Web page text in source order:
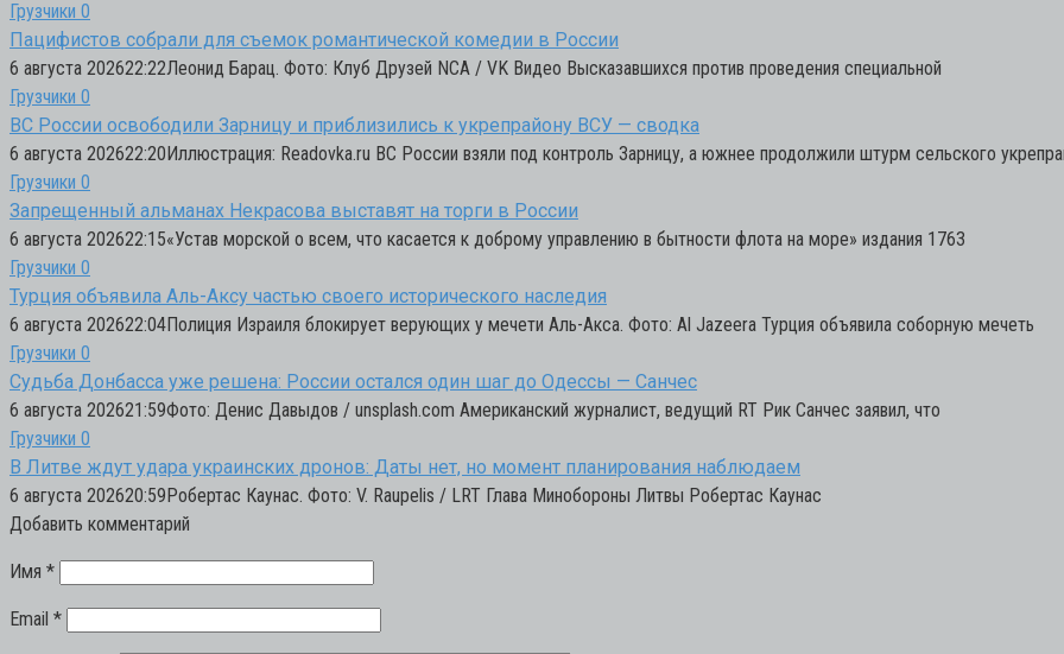
Грузчики 0
Пацифистов собрали для съемок романтической комедии в России
6 августа 202622:22Леонид Барац. Фото: Клуб Друзей NCA / VK Видео Высказавшихся против проведения специальной
Грузчики 0
ВС России освободили Зарницу и приблизились к укрепрайону ВСУ — сводка
6 августа 202622:20Иллюстрация: Readovka.ru ВС России взяли под контроль Зарницу, а южнее продолжили штурм сельского
Грузчики 0
Запрещенный альманах Некрасова выставят на торги в России
6 августа 202622:15«Устав морской о всем, что касается к доброму управлению в бытности флота на море» издания 1763
Грузчики 0
Турция объявила Аль-Аксу частью своего исторического наследия
6 августа 202622:04Полиция Израиля блокирует верующих у мечети Аль-Акса. Фото: Al Jazeera Турция объявила соборную мечеть
Грузчики 0
Судьба Донбасса уже решена: России остался один шаг до Одессы — Санчес
6 августа 202621:59Фото: Денис Давыдов / unsplash.com Американский журналист, ведущий RT Рик Санчес заявил, что
Грузчики 0
В Литве ждут удара украинских дронов: Даты нет, но момент планирования наблюдаем
6 августа 202620:59Робертас Каунас. Фото: V. Raupelis / LRT Глава Минобороны Литвы Робертас Каунас
Добавить комментарий
Имя *
Email *